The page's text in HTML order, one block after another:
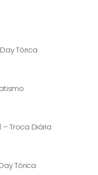
Tórica
Troca Diária
Tórica